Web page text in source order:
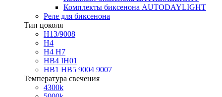
Комплекты биксенона AUTODAYLIGHT
Реле для биксенона
Тип цоколя
H13/9008
H4
H4 H7
HB4 IH01
HB1 HB5 9004 9007
Температура свечения
4300k